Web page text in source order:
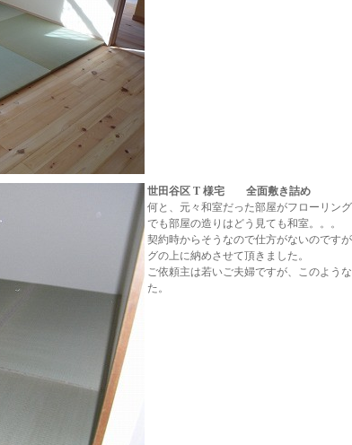
世田谷区 T 様宅 全面敷き詰め
何と、元々和室だった部屋がフローリン
でも部屋の造りはどう見ても和室。。。
契約時からそうなので仕方がないのです
グの上に納めさせて頂きました。
ご依頼主は若いご夫婦ですが、このよう
た。